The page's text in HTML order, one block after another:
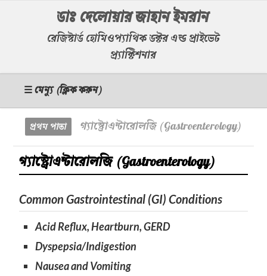
ডাঃ দেলোয়ার জাহান ইমরান
রেজিস্টার্ড হোমিওপ্যাথিক ডক্টর এন্ড প্রাইভেট
প্র্যাক্টিশনার
☰ মেন্যু (ক্লিক করুন)
প্রথম পাতা গ্যাস্ট্রোএন্টারোলজি (Gastroenterology)
গ্যাস্ট্রোএন্টারোলজি (Gastroenterology)
Common Gastrointestinal (GI) Conditions
Acid Reflux, Heartburn, GERD
Dyspepsia/Indigestion
Nausea and Vomiting